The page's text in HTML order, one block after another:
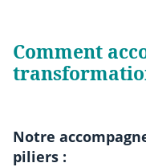
Comment
Notre
piliers :